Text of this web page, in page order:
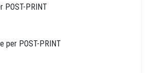
POST-PRINT
per POST-PRINT